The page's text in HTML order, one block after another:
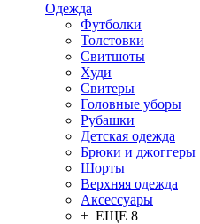
Одежда
Футболки
Толстовки
Свитшоты
Худи
Свитеры
Головные уборы
Рубашки
Детская одежда
Брюки и джоггеры
Шорты
Верхняя одежда
Аксессуары
+ ЕЩЕ 8